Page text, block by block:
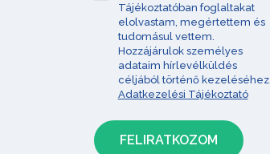
Tájékoztatóban foglaltakat
elolvastam, megértettem és
tudomásul vettem.
Hozzájárulok személyes
adataim hírlevélküldés
céljából történő kezeléséhez.
Adatkezelési Tájékoztató